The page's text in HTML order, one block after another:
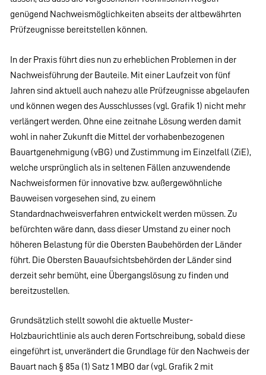
genügend Nachweismöglichkeiten abseits der altbewährten
Prüfzeugnisse bereitstellen können.
In der Praxis führt dies nun zu erheblichen Problemen in der
Nachweisführung der Bauteile. Mit einer Laufzeit von fünf
Jahren sind aktuell auch nahezu alle Prüfzeugnisse abgelaufen
und können wegen des Ausschlusses (vgl. Grafik 1) nicht mehr
verlängert werden. Ohne eine zeitnahe Lösung werden damit
wohl in naher Zukunft die Mittel der vorhabenbezogenen
Bauartgenehmigung (vBG) und Zustimmung im Einzelfall (ZiE),
welche ursprünglich als in seltenen Fällen anzuwendende
Nachweisformen für innovative bzw. außergewöhnliche
Bauweisen vorgesehen sind, zu einem
Standardnachweisverfahren entwickelt werden müssen. Zu
befürchten wäre dann, dass dieser Umstand zu einer noch
höheren Belastung für die Obersten Baubehörden der Länder
führt. Die Obersten Bauaufsichtsbehörden der Länder sind
derzeit sehr bemüht, eine Übergangslösung zu finden und
bereitzustellen.
Grundsätzlich stellt sowohl die aktuelle Muster-
Holzbaurichtlinie als auch deren Fortschreibung, sobald diese
eingeführt ist, unverändert die Grundlage für den Nachweis der
Bauart nach § 85a (1) Satz 1 MBO dar (vgl. Grafik 2 mit